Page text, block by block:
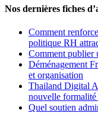
Nos dernières fiches
Comment
politique RH
Comment publier
Déménagement
et organisation
Thailand Digital
nouvelle formalité
Quel soutien